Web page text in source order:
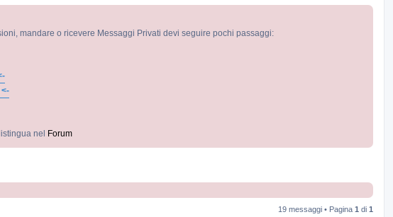
mandare o ricevere Messaggi Privati devi seguire pochi passaggi:
<-
nel Forum
19 messaggi • Pagina 1 di 1